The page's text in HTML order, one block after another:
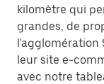
kilomètre qui
grandes, de
l'agglomération
leur site e-
avec notre